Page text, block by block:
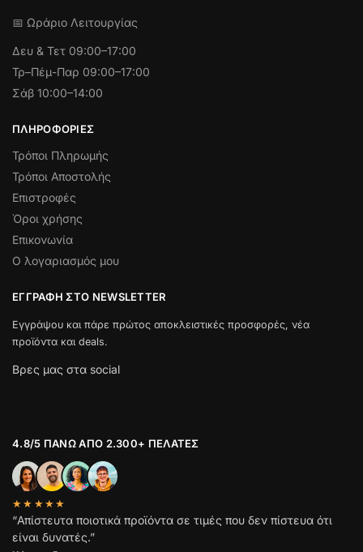
📅 Ωράριο Λειτουργίας
Δευ & Τετ 09:00–17:00
Τρ–Πέμ-Παρ 09:00–17:00
Σάβ 10:00–14:00
ΠΛΗΡΟΦΟΡΊΕΣ
Τρόποι Πληρωμής
Τρόποι Αποστολής
Επιστροφές
Όροι χρήσης
Επικονωνία
Ο λογαριασμός μου
ΕΓΓΡΑΦΉ ΣΤΟ NEWSLETTER
Εγγράψου και πάρε πρώτος αποκλειστικές προσφορές, νέα
προϊόντα και deals.
Βρες μας στα social
4.8/5 ΠΆΝΩ ΑΠΌ 2.300+ ΠΕΛΆΤΕΣ
★★★★★
“Απίστευτα ποιοτικά προϊόντα σε τιμές που δεν πίστευα ότι
είναι δυνατές.”